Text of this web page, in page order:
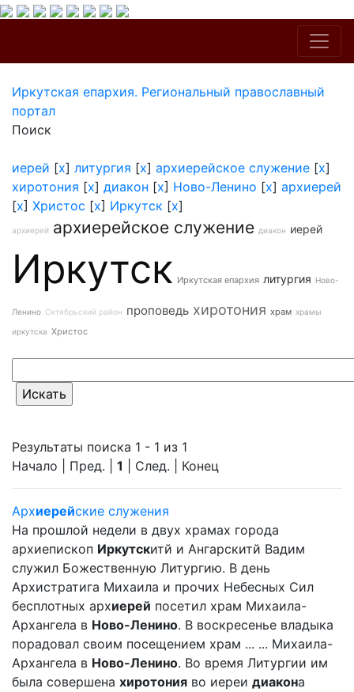
Иркутская епархия. Региональный православный
портал
Поиск
иерей [x] литургия [x] архиерейское служение [x]
хиротония [x] диакон [x] Ново-Ленино [x] архиерей
[x] Христос [x] Иркутск [x]
архиерей архиерейское служение диакон иерей
Иркутск Иркутская епархия литургия Ново-
Ленино Октябрьский район проповедь хиротония храм храмы
иркутска Христос
Результаты поиска 1 - 1 из 1
Начало | Пред. | 1 | След. | Конец
Архиерейские служения
На прошлой недели в двух храмах города
архиепископ Иркутскитй и Ангарскитй Вадим
служил Божественную Литургию. В день
Архистратига Михаила и прочих Небесных Сил
бесплотных архиерей посетил храм Михаила-
Архангела в Ново-Ленино. В воскресенье владыка
порадовал своим посещением храм ... ... Михаила-
Архангела в Ново-Ленино. Во время Литургии им
была совершена хиротония во иереи диакона